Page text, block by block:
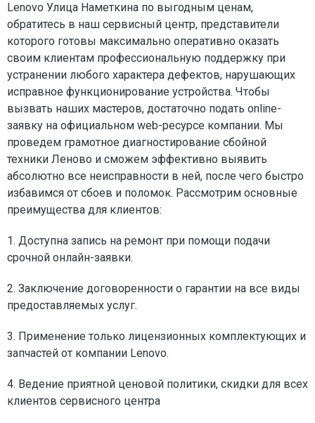
Lenovo Улица Наметкина по выгодным ценам,
обратитесь в наш сервисный центр, представители
которого готовы максимально оперативно оказать
своим клиентам профессиональную поддержку при
устранении любого характера дефектов, нарушающих
исправное функционирование устройства. Чтобы
вызвать наших мастеров, достаточно подать online-
заявку на официальном web-ресурсе компании. Мы
проведем грамотное диагностирование сбойной
техники Леново и сможем эффективно выявить
абсолютно все неисправности в ней, после чего быстро
избавимся от сбоев и поломок. Рассмотрим основные
преимущества для клиентов:
1. Доступна запись на ремонт при помощи подачи
срочной онлайн-заявки.
2. Заключение договоренности о гарантии на все виды
предоставляемых услуг.
3. Применение только лицензионных комплектующих и
запчастей от компании Lenovo.
4. Ведение приятной ценовой политики, скидки для всех
клиентов сервисного центра